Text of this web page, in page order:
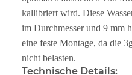
kallibriert wird. Diese
im Durchmesser und 9 mm
eine feste Montage, da die
nicht belasten.
Technische Details: